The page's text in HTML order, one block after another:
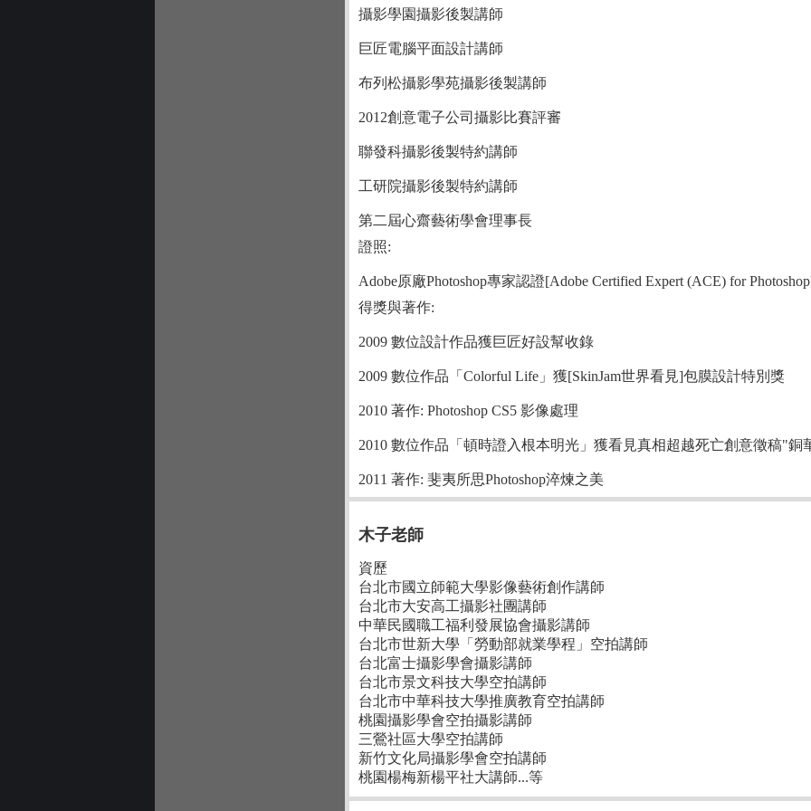
攝影學園攝影後製講師
巨匠電腦平面設計講師
布列松攝影學苑攝影後製講師
2012創意電子公司攝影比賽評審
聯發科攝影後製特約講師
工研院攝影後製特約講師
第二屆心齋藝術學會理事長
證照:
Adobe原廠Photoshop專家認證[Adobe Certified Expert (ACE) for
得獎與著作:
2009 數位設計作品獲巨匠好設幫收錄
2009 數位作品「Colorful Life」獲[SkinJam世界看見]包膜設計特別獎
2010 著作: Photoshop CS5 影像處理
2010 數位作品「頓時證入根本明光」獲看見真相超越死亡創意徵稿"銅
2011 著作: 斐夷所思Photoshop淬煉之美
木子老師
資歷
台北市國立師範大學影像藝術創作講師
台北市大安高工攝影社團講師
中華民國職工福利發展協會攝影講師
台北市世新大學「勞動部就業學程」空拍講師
台北富士攝影學會攝影講師
台北市景文科技大學空拍講師
台北市中華科技大學推廣教育空拍講師
桃園攝影學會空拍攝影講師
三鶯社區大學空拍講師
新竹文化局攝影學會空拍講師
桃園楊梅新楊平社大講師...等